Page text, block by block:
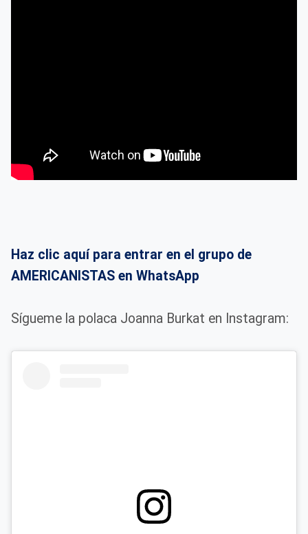
Haz clic aquí para entrar en el grupo de
AMERICANISTAS en WhatsApp
Sígueme la polaca Joanna Burkat en Instagram: